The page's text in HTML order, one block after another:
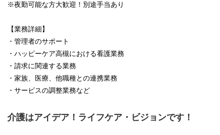
※夜勤可能な方大歓迎！別途手当あり
【業務詳細】
・管理者のサポート
・ハッピーケア高槻における看護業務
・請求に関連する業務
・家族、医療、他職種との連携業務
・サービスの調整業務など
介護はアイデア！ライフケア・ビジョンです！